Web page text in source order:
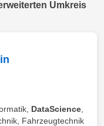
Umkreis
DataScience
Fahrzeugtechnik